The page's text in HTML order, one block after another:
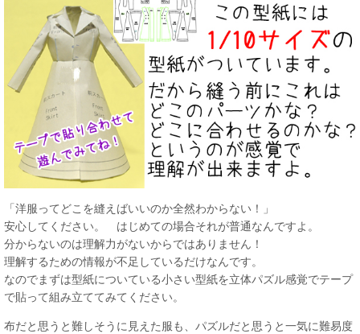
「洋服ってどこを縫えばいいのか全然わからない！」
安心してください。 はじめての場合それが普通なんですよ。
分からないのは理解力がないからではありません！
理解するための情報が不足しているだけなんです。
なのでまずは型紙についている小さい型紙を立体パズル感覚でテープ
で貼って組み立ててみてください。
布だと思うと難しそうに見えた服も、パズルだと思うと一気に難易度